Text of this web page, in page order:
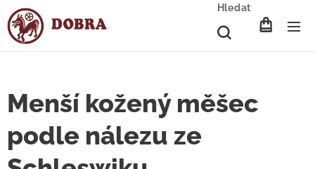
Hledat
Menší kožený měšec
podle nálezu ze